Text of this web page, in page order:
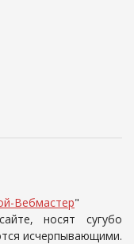
Вебмастер"
носят сугубо
исчерпывающими.